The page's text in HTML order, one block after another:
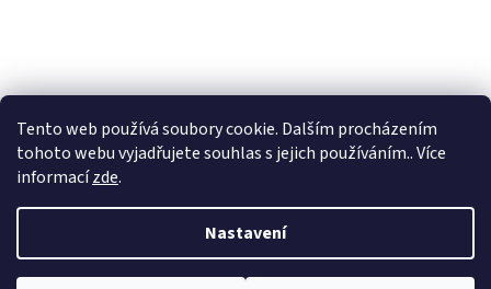
Tento web používá soubory cookie. Dalším procházením
tohoto webu vyjadřujete souhlas s jejich používáním.. Více
informacízde.
Nastavení
Vytvořil Shoptet